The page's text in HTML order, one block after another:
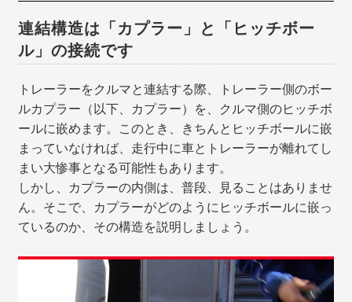
連結構造は「カプラー」と「ヒッチボー
ル」の接続です
トレーラーをクルマと連結する際、トレーラー側のボー
ルカプラー（以下、カプラー）を、クルマ側のヒッチボ
ールに嵌めます。このとき、きちんとヒッチボールに嵌
まっていなければ、走行中に車とトレーラーが離れてし
まい大惨事となる可能性もあります。
しかし、カプラーの内側は、普段、見ることはありませ
ん。そこで、カプラーがどのようにヒッチボールに嵌っ
ているのか、その構造を説明しましょう。